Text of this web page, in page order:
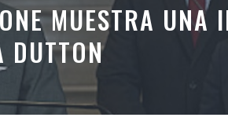
MUESTRA UNA
DUTTON